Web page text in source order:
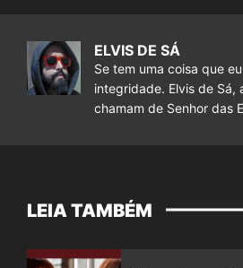
ELVIS DE SÁ
Se tem uma coisa que
integridade. Elvis de Sá,
chamam de Senhor das
LEIA TAMBÉM